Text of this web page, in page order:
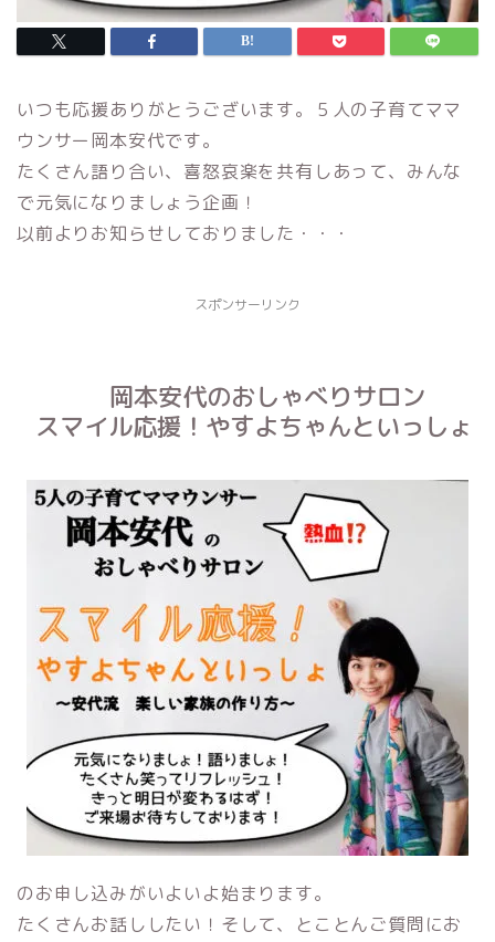
いつも応援ありがとうございます。５人の子育てママ
ウンサー岡本安代です。
たくさん語り合い、喜怒哀楽を共有しあって、みんな
で元気になりましょう企画！
以前よりお知らせしておりました・・・
スポンサーリンク
岡本安代のおしゃべりサロン
スマイル応援！やすよちゃんといっしょ
のお申し込みがいよいよ始まります。
たくさんお話ししたい！そして、とことんご質問にお